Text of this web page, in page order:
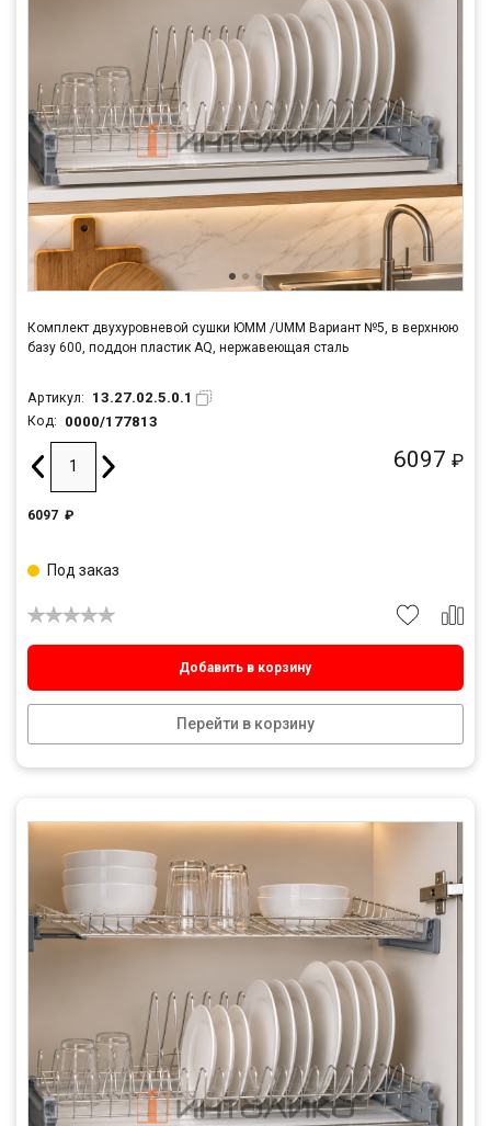
Комплект двухуровневой сушки ЮММ /UMM Вариант №5, в верхнюю
базу 600, поддон пластик AQ, нержавеющая сталь
Артикул: 13.27.02.5.0.1
Код: 0000/177813
6097 ₽
6097 ₽
Добавить в корзину
Перейти в корзину
Под заказ